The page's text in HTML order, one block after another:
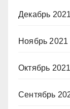
Декабрь 2021
Ноябрь 2021
Октябрь 2021
Сентябрь